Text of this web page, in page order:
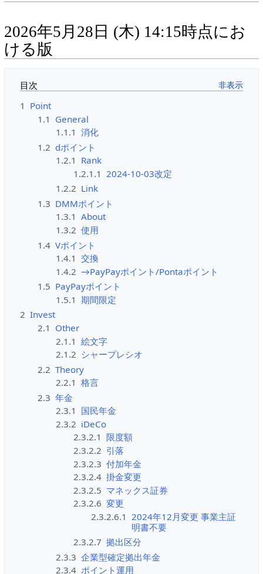
2026年5月28日 (木) 14:15時点にお
ける版
目次
1 Point
1.1 General
1.1.1 消化
1.2 dポイント
1.2.1 Rank
1.2.1.1 2024-10-03改定
1.2.2 Link
1.3 DMMポイント
1.3.1 About
1.3.2 使用
1.4 Vポイント
1.4.1 交換
1.4.2 →PayPayポイント/Pontaポイント
1.5 PayPayポイント
1.5.1 期間限定
2 Invest
2.1 Other
2.1.1 絵文字
2.1.2 シャープレシオ
2.2 Theory
2.2.1 格言
2.3 年金
2.3.1 国民年金
2.3.2 iDeCo
2.3.2.1 限度額
2.3.2.2 引落
2.3.2.3 付加年金
2.3.2.4 掛金変更
2.3.2.5 マネックス証券
2.3.2.6 変更
2.3.2.6.1 2024年12月変更 事業主証
明書不要
2.3.2.7 拠出区分
2.3.3 企業型確定拠出年金
2.3.4 ポイント運用